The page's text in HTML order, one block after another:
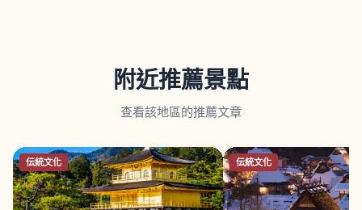
附近推薦景點
查看該地區的推薦文章
伝統文化 伝統文化